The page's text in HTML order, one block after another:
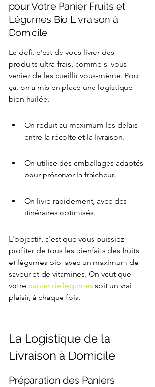
pour Votre Panier Fruits et
Légumes Bio Livraison à
Domicile
Le défi, c'est de vous livrer des
produits ultra-frais, comme si vous
veniez de les cueillir vous-même. Pour
ça, on a mis en place une logistique
bien huilée.
On réduit au maximum les délais
entre la récolte et la livraison.
On utilise des emballages adaptés
pour préserver la fraîcheur.
On livre rapidement, avec des
itinéraires optimisés.
L'objectif, c'est que vous puissiez
profiter de tous les bienfaits des fruits
et légumes bio, avec un maximum de
saveur et de vitamines. On veut que
votre panier de légumes soit un vrai
plaisir, à chaque fois.
La Logistique de la
Livraison à Domicile
Préparation des Paniers